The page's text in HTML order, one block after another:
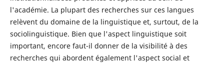
l'académie. La plupart des recherches sur ces langues
relèvent du domaine de la linguistique et, surtout, de la
sociolinguistique. Bien que l'aspect linguistique soit
important, encore faut-il donner de la visibilité à des
recherches qui abordent également l'aspect social et